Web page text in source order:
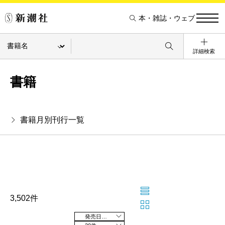
本・雑誌・ウェブ
詳細検索
書籍
書籍月別刊行一覧
3,502件